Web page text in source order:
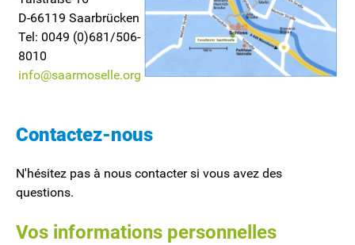
D-66119 Saarbrücken
Tel: 0049 (0)681/506-
8010
info@saarmoselle.org
Contactez-nous
N'hésitez pas à nous contacter si vous avez des
questions.
Vos informations personnelles